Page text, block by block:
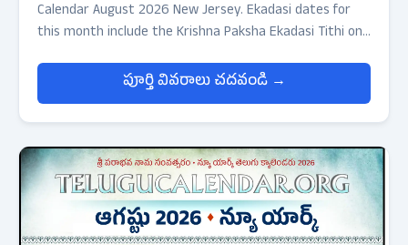
Calendar August 2026 New Jersey. Ekadasi dates for
this month include the Krishna Paksha Ekadasi Tithi on
and the Sukla Paksha Ekadasi Tithi on August 23, 2026
up to 18:48 (24hrs format).
పూర్తి వివరాలు చదవండి →